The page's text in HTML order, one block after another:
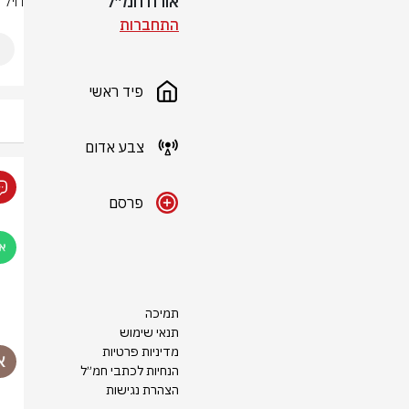
התחברות
פיד ראשי
צבע אדום
פרסם
תמיכה
תנאי שימוש
מדיניות פרטיות
הנחיות לכתבי חמ״ל
הצהרת נגישות